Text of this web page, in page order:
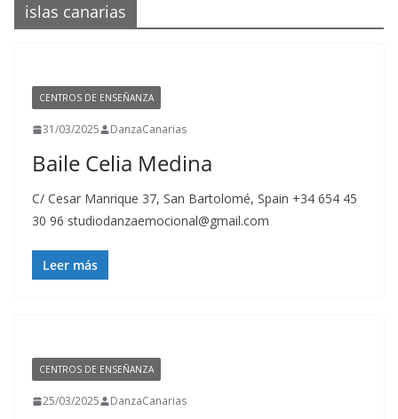
islas canarias
CENTROS DE ENSEÑANZA
31/03/2025 DanzaCanarias
Baile Celia Medina
C/ Cesar Manrique 37, San Bartolomé, Spain +34 654 45
30 96 studiodanzaemocional@gmail.com
Leer más
CENTROS DE ENSEÑANZA
25/03/2025 DanzaCanarias